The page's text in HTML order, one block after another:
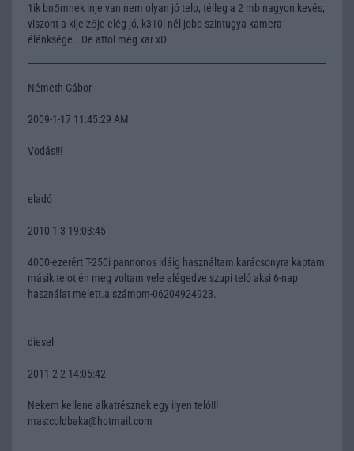
1ik bnőmnek inje van nem olyan jó telo, télleg a 2 mb nagyon kevés,
viszont a kijelzője elég jó, k310i-nél jobb szintugya kamera
élénksége.. De attol még xar xD
Németh Gábor
2009-1-17 11:45:29 AM
Vodás!!!
eladó
2010-1-3 19:03:45
4000-ezerért T-250i pannonos idáig használtam karácsonyra kaptam
másik telot én meg voltam vele elégedve szupi teló aksi 6-nap
használat melett.a számom-06204924923.
diesel
2011-2-2 14:05:42
Nekem kellene alkatrésznek egy ilyen teló!!!
mas:coldbaka@hotmail.com